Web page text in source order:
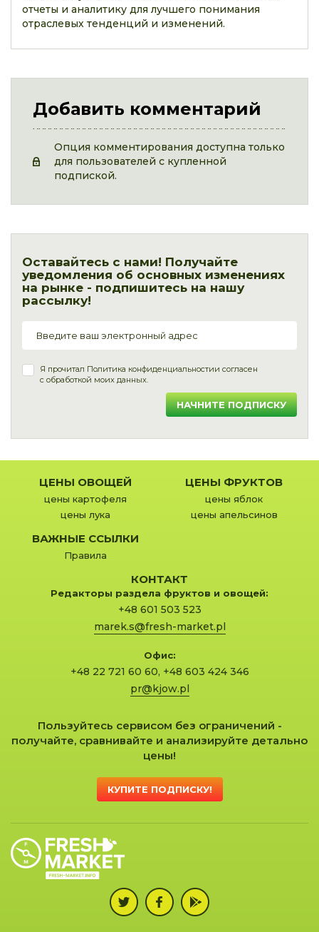
отчеты и аналитику для лучшего понимания
отраслевых тенденций и изменений.
Добавить комментарий
Опция комментирования доступна только
для пользователей с купленной
подпиской.
Оставайтесь с нами! Получайте
уведомления об основных изменениях
на рынке - подпишитесь на нашу
рассылку!
Я прочитал Политика конфиденциальностии согласен
с обработкой моих данных.
НАЧНИТЕ ПОДПИСКУ
ЦЕНЫ ОВОЩЕЙ
цены картофеля
цены лука
ЦЕНЫ ФРУКТОВ
цены яблок
цены апельсинов
ВАЖНЫЕ ССЫЛКИ
Правила
КОНТАКТ
Редакторы раздела фруктов и овощей:
+48 601 503 523
marek.s@fresh-market.pl
Офис:
+48 22 721 60 60, +48 603 424 346
pr@kjow.pl
Пользуйтесь сервисом без ограничений -
получайте, сравнивайте и анализируйте детально
цены!
КУПИТЕ ПОДПИСКУ!